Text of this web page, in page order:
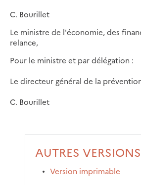
C. Bourillet
Le ministre de l'économie, des
relance,
Pour le ministre et par délégation :
Le directeur général de la
C. Bourillet
AUTRES VERSIONS
Version imprimable